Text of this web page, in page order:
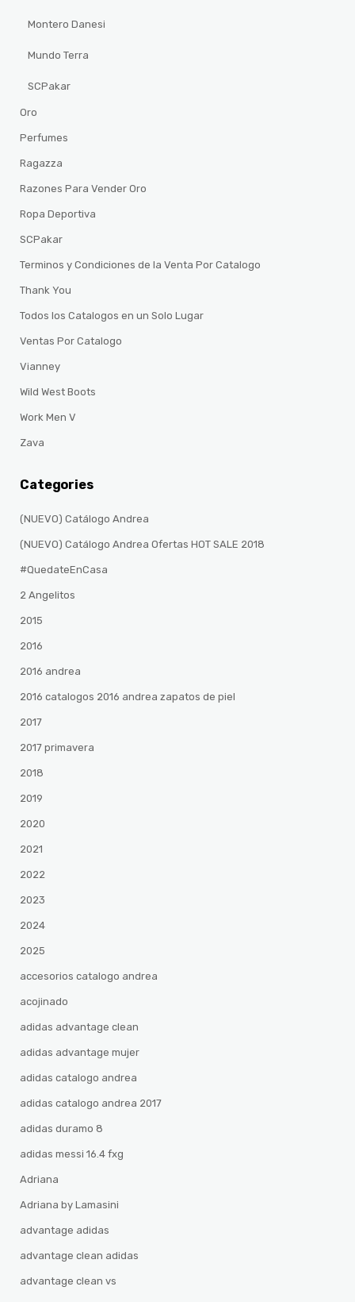
Montero Danesi
Mundo Terra
SCPakar
Oro
Perfumes
Ragazza
Razones Para Vender Oro
Ropa Deportiva
SCPakar
Terminos y Condiciones de la Venta Por Catalogo
Thank You
Todos los Catalogos en un Solo Lugar
Ventas Por Catalogo
Vianney
Wild West Boots
Work Men V
Zava
Categories
(NUEVO) Catálogo Andrea
(NUEVO) Catálogo Andrea Ofertas HOT SALE 2018
#QuedateEnCasa
2 Angelitos
2015
2016
2016 andrea
2016 catalogos 2016 andrea zapatos de piel
2017
2017 primavera
2018
2019
2020
2021
2022
2023
2024
2025
accesorios catalogo andrea
acojinado
adidas advantage clean
adidas advantage mujer
adidas catalogo andrea
adidas catalogo andrea 2017
adidas duramo 8
adidas messi 16.4 fxg
Adriana
Adriana by Lamasini
advantage adidas
advantage clean adidas
advantage clean vs